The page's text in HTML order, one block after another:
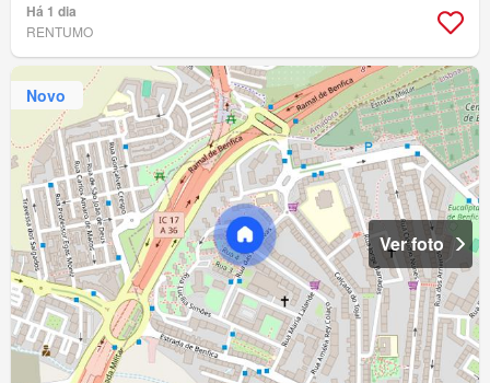
Há 1 dia
RENTUMO
Novo
Ver foto